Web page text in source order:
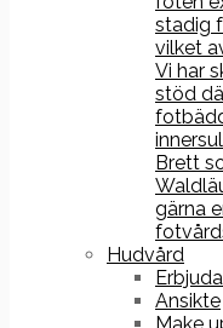
stadig
vilket
Vi har
stöd
Brett
gärna
Hudvård
Ansikte